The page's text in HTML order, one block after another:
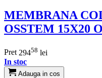
MEMBRANA
OSSTEM 15X20
Pret 29458 lei
In stoc
Adauga in cos